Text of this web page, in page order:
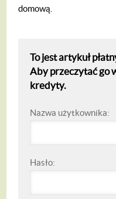
domową.
To jest artykuł
Aby przeczytać go
kredyty.
Nazwa użytkownika:
Hasło: